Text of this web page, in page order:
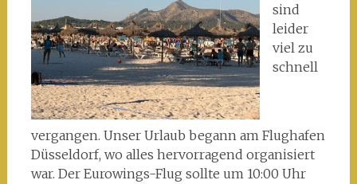
sind
leider
viel zu
schnell
vergangen. Unser Urlaub begann am Flughafen
Düsseldorf, wo alles hervorragend organisiert
war. Der Eurowings-Flug sollte um 10:00 Uhr